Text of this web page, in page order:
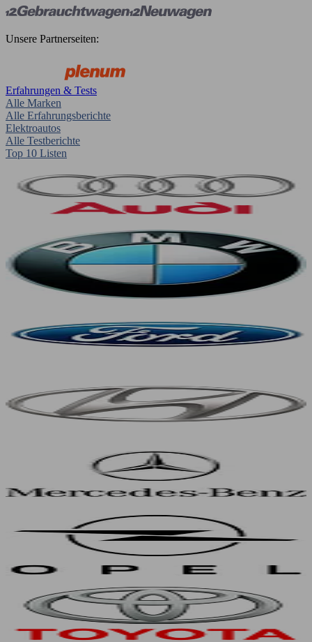
Unsere Partnerseiten:
Erfahrungen & Tests
Alle Marken
Alle Erfahrungsberichte
Elektroautos
Alle Testberichte
Top 10 Listen